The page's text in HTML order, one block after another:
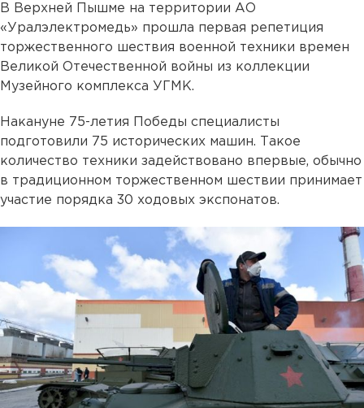
В Верхней Пышме на территории АО
«Уралэлектромедь» прошла первая репетиция
торжественного шествия военной техники времен
Великой Отечественной войны из коллекции
Музейного комплекса УГМК.
Накануне 75-летия Победы специалисты
подготовили 75 исторических машин. Такое
количество техники задействовано впервые, обычно
в традиционном торжественном шествии принимает
участие порядка 30 ходовых экспонатов.